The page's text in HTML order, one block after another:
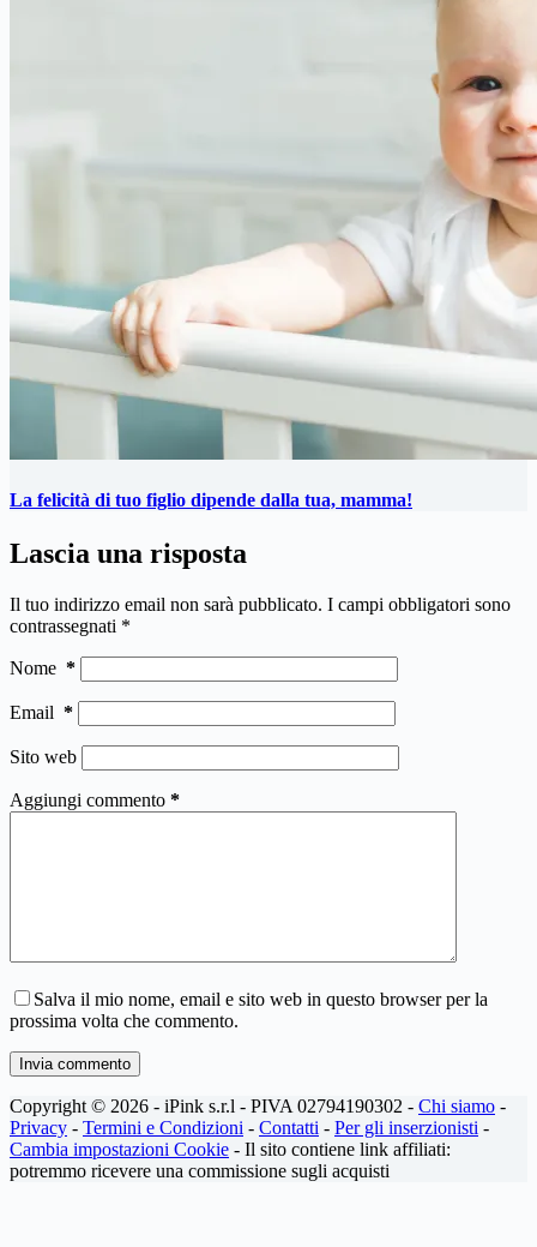
La felicità di tuo figlio dipende dalla tua, mamma!
Lascia una risposta
Il tuo indirizzo email non sarà pubblicato. I campi obbligatori sono
contrassegnati *
Nome *
Email *
Sito web
Aggiungi commento *
Salva il mio nome, email e sito web in questo browser per la
prossima volta che commento.
Invia commento
Copyright © 2026 - iPink s.r.l - PIVA 02794190302 - Chi siamo -
Privacy - Termini e Condizioni - Contatti - Per gli inserzionisti -
Cambia impostazioni Cookie - Il sito contiene link affiliati:
potremmo ricevere una commissione sugli acquisti